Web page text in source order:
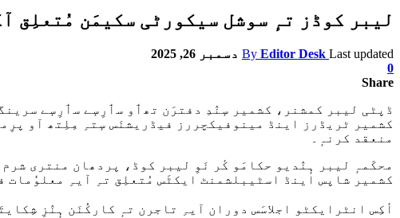
لیبر کوڈز تہٕ سوشل سیکورٹی سکیمَن مُتعلِق
By Editor Desk Last updated
دسمبر 26, 2025
0
Share
ڈپٹی لیبر کمشنر، کشمیر سٕنٛدِ دفترَن تھٲو سٲرِسٕے سٲرِسٕے
کشمیر ٹریڈرز اینڈ مینوفیکچررز فیڈریشنَس سٕتہِ مِلِتھ آو
منعقد کرنہٕ۔
محکَمہٕ لیبر ہٕنٛدیو حکامَو کٔر نَوِ لیبر کوڈ، پردھان منتری
کشمیر شاپس اینڈ اسٹیبلشمنٹ ایکٹَس مُتعلِق تہِ آیہِ معلوٗمات
أکِس انٹرایکٹو اجلاسَس دوران آیہِ تاجرن تہٕ کارکُنَن ہٕنٛزِ